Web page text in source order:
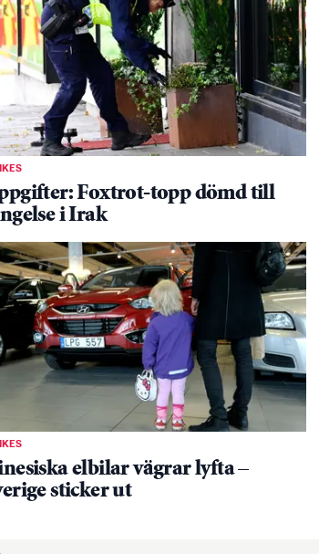
Foxtrot-topp dömd till
i Irak
elbilar vägrar lyfta –
sticker ut